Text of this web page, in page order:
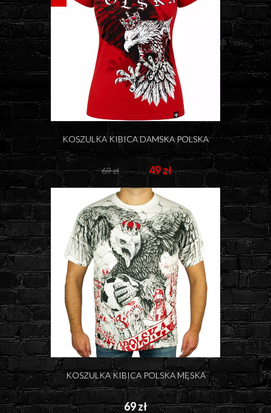
KOSZULKA KIBICA DAMSKA POLSKA
69 zł 49 zł
KOSZULKA KIBICA POLSKA MĘSKA
69 zł